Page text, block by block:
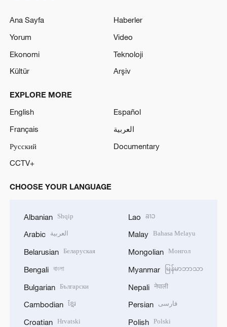
Ana Sayfa
Haberler
Yorum
Video
Ekonomi
Teknoloji
Kültür
Arşiv
EXPLORE MORE
English
Español
Français
العربية
Русский
Documentary
CCTV+
CHOOSE YOUR LANGUAGE
Albanian Shqip
Arabic العربية
Belarusian Беларуская
Bengali বাংলা
Bulgarian Български
Cambodian ខ្មែរ
Croatian Hrvatski
Lao ລາວ
Malay Bahasa Melayu
Mongolian Монгол
Myanmar မြန်မာဘာသာ
Nepali नेपाली
Persian فارسی
Polish Polski